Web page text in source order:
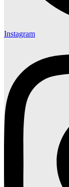
Instagram